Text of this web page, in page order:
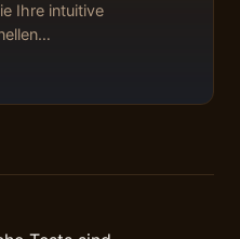
Ihre intuitive